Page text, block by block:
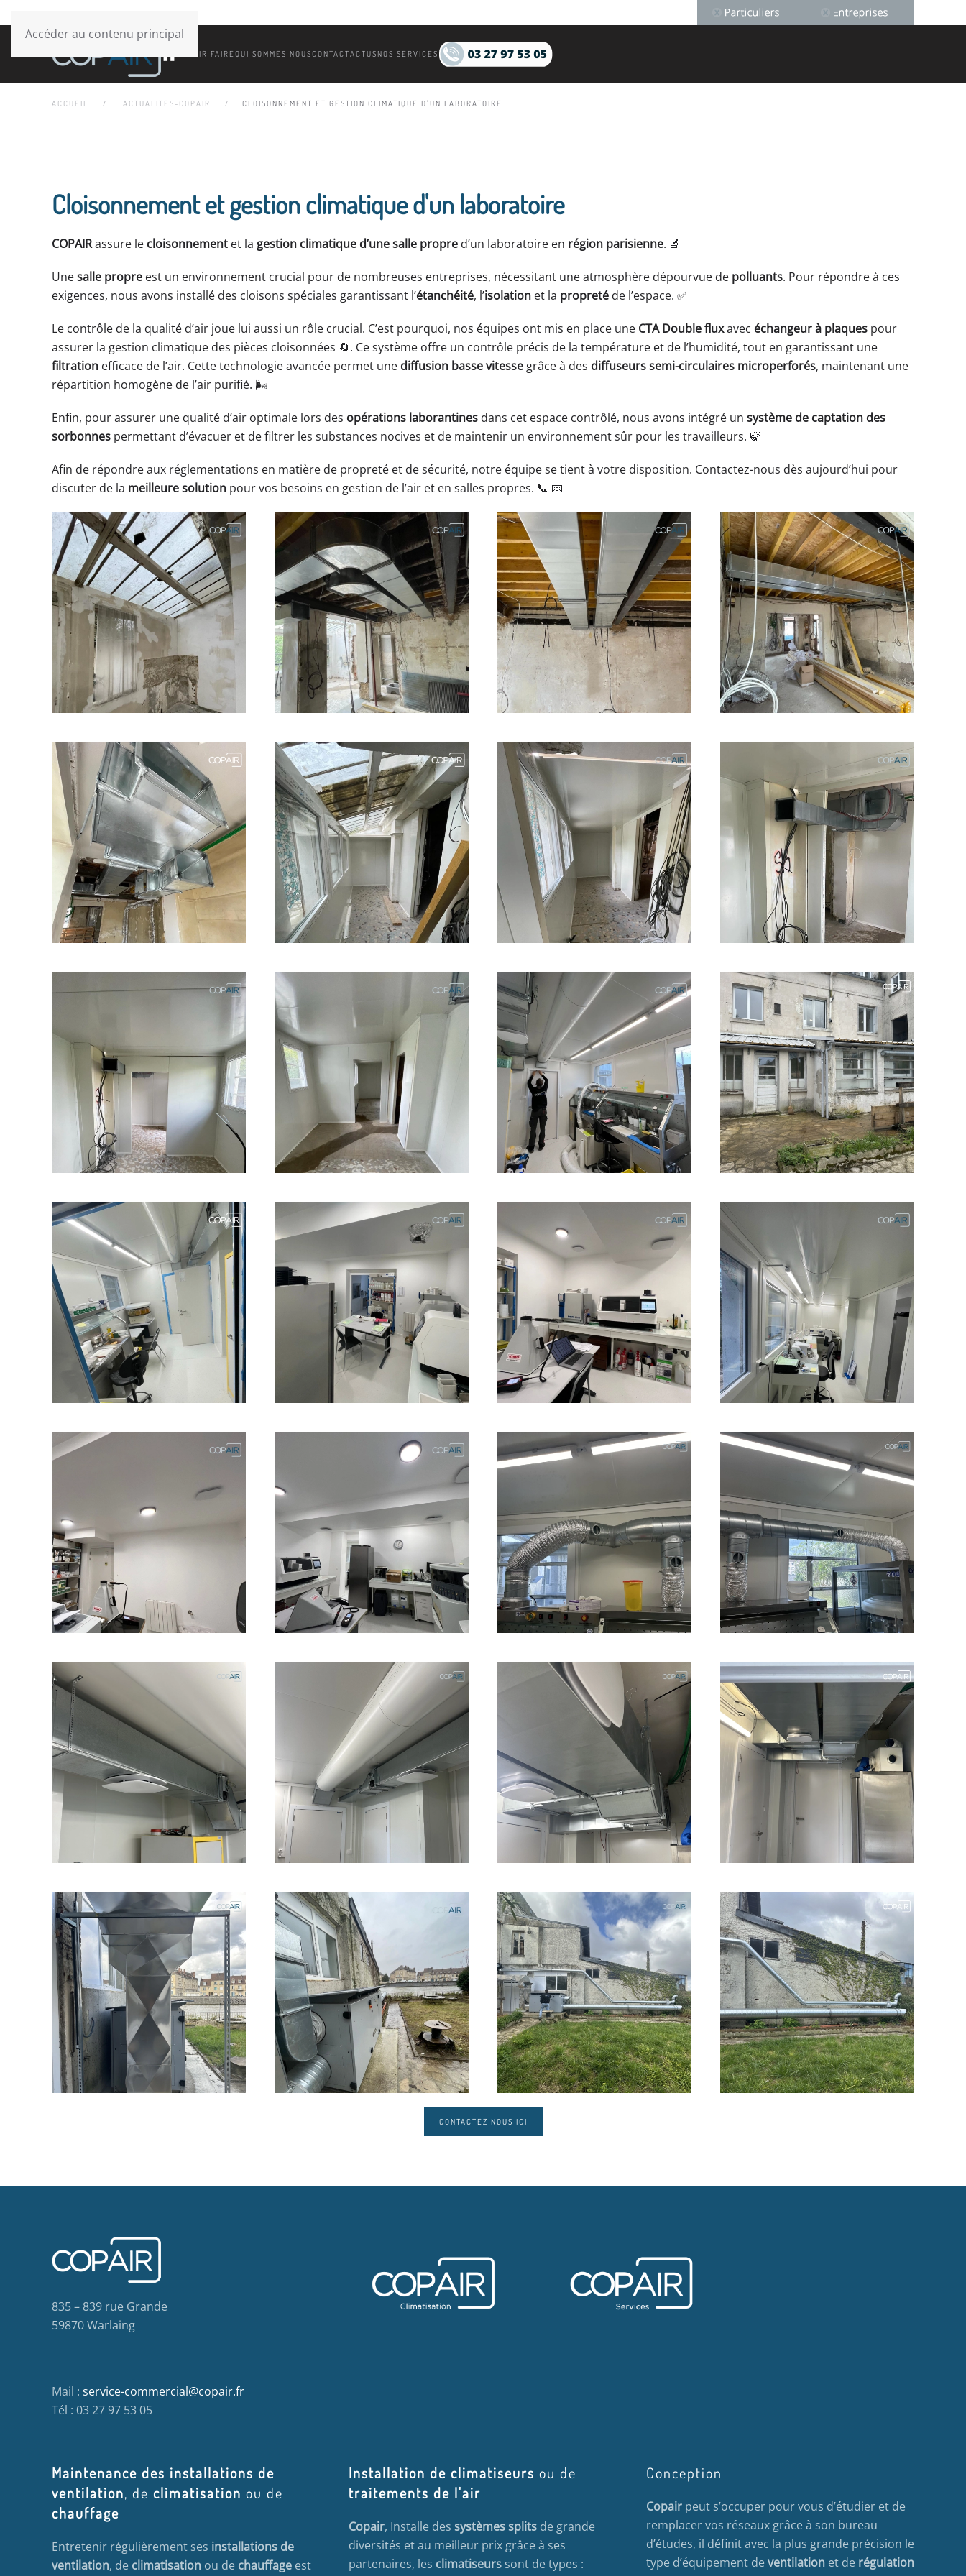
Accéder au contenu principal
SAVOIR FAIREQUI SOMMES NOUSCONTACTACTUS NOS SERVICES
ACCUEIL ACTUALITES-COPAIR CLOISONNEMENT ET GESTION CLIMATIQUE D'UN LABORATOIRE
Cloisonnement et gestion climatique d'un laboratoire
COPAIRassure le cloisonnement et la gestion climatique d’une salle propre d’un laboratoire en région parisienne. 🔬
Unesalle propre est un environnement crucial pour de nombreuses entreprises, nécessitant une atmosphère dépourvue de polluants. Pour répondre à ces
exigences, nous avons installé des cloisons spéciales garantissant l’étanchéité, l’isolation et la propreté de l’espace. ✅
Le contrôle de la qualité d’air joue lui aussi un rôle crucial. C’est pourquoi, nos équipes ont mis en place une CTA Double fluxavec échangeur à plaques pour
assurer la gestion climatique des pièces cloisonnées 🔄. Ce système offre un contrôle précis de la température et de l’humidité, tout en garantissant une
filtration efficace de l’air. Cette technologie avancée permet une diffusion basse vitesse grâce à des diffuseurs semi-circulaires microperforés, maintenant une
répartition homogène de l’air purifié. 🌬️
Enfin, pour assurer une qualité d’air optimale lors des opérations laborantines dans cet espace contrôlé, nous avons intégré un système de captation des
sorbonnes permettant d’évacuer et de filtrer les substances nocives et de maintenir un environnement sûr pour les travailleurs. 🍃
Afin de répondre aux réglementations en matière de propreté et de sécurité, notre équipe se tient à votre disposition. Contactez-nous dès aujourd’hui pour
discuter de la meilleure solution pour vos besoins en gestion de l’air et en salles propres. 📞 📧
CONTACTEZ NOUS ICI
835 – 839 rue Grande
59870 Warlaing
Mail : service-commercial@copair.fr
Tél : 03 27 97 53 05
Maintenance des installations de
ventilation, de climatisation ou de
chauffage
Entretenir régulièrement ses installations de
ventilation, de climatisation ou de chauffage est
Installation de climatiseurs ou de
traitements de l'air
Copair, Installe des systèmes splits de grande
diversités et au meilleur prix grâce à ses
partenaires, les climatiseurs sont de types :
Conception
Copairpeut s’occuper pour vous d’étudier et de
remplacer vos réseaux grâce à son bureau
d’études, il définit avec la plus grande précision le
type d’équipement deventilationet de régulation